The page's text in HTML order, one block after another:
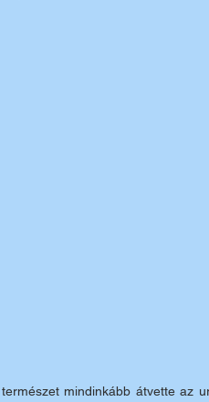
mindinkább átvette az